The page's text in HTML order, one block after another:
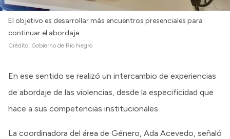
El objetivo es desarrollar más encuentros presenciales para
continuar el abordaje.
Crédito: Gobierno de Río Negro
En ese sentido se realizó un intercambio de experiencias
de abordaje de las violencias, desde la especificidad que
hace a sus competencias institucionales.
La coordinadora del área de Género, Ada Acevedo, señaló